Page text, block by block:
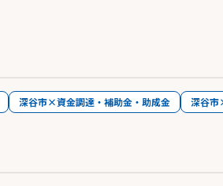
深谷市×資金調達・補助金・助成金 深谷市